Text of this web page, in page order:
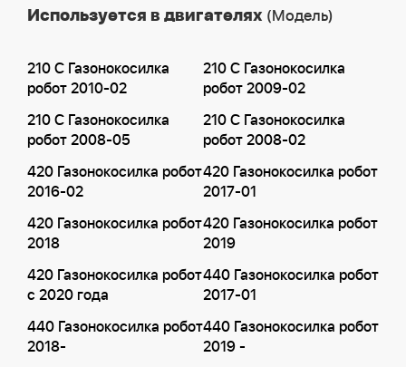
Используется в двигателях (Модель)
210 C Газонокосилка
робот 2010-02
210 C Газонокосилка
робот 2009-02
210 C Газонокосилка
робот 2008-05
210 C Газонокосилка
робот 2008-02
420 Газонокосилка робот
2016-02
420 Газонокосилка робот
2017-01
420 Газонокосилка робот
2018
420 Газонокосилка робот
2019
420 Газонокосилка робот
с 2020 года
440 Газонокосилка робот
2017-01
440 Газонокосилка робот
2018-
440 Газонокосилка робот
2019 -